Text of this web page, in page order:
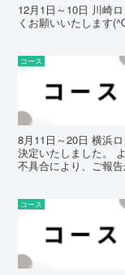
12月1日～10日 川崎
くお願いいたします
コース
8月11日～20日 横浜
決定いたしました。
不具合により、ご報
コース